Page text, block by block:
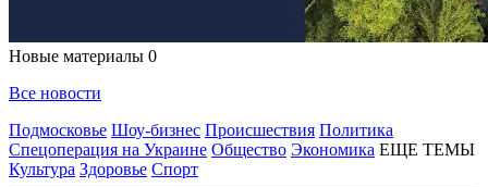
Новые материалы 0
Все новости
Подмосковье Шоу-бизнес Происшествия Политика
Спецоперация на Украине Общество Экономика ЕЩЕ ТЕМЫ
Культура Здоровье Спорт